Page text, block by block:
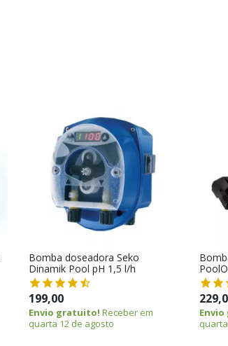
Bomba doseadora Seko
Dinamik Pool pH 1,5 l/h
199,00
Envio gratuito! Receber em
quarta 12 de agosto